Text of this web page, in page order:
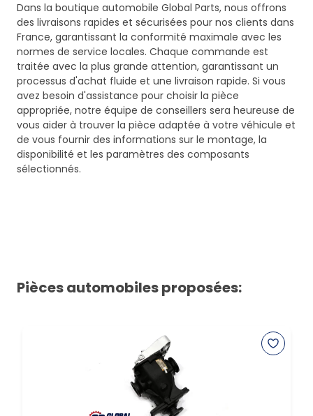
Dans la boutique automobile Global Parts, nous offrons
des livraisons rapides et sécurisées pour nos clients dans
France, garantissant la conformité maximale avec les
normes de service locales. Chaque commande est
traitée avec la plus grande attention, garantissant un
processus d'achat fluide et une livraison rapide. Si vous
avez besoin d'assistance pour choisir la pièce
appropriée, notre équipe de conseillers sera heureuse de
vous aider à trouver la pièce adaptée à votre véhicule et
de vous fournir des informations sur le montage, la
disponibilité et les paramètres des composants
sélectionnés.
Pièces automobiles proposées: